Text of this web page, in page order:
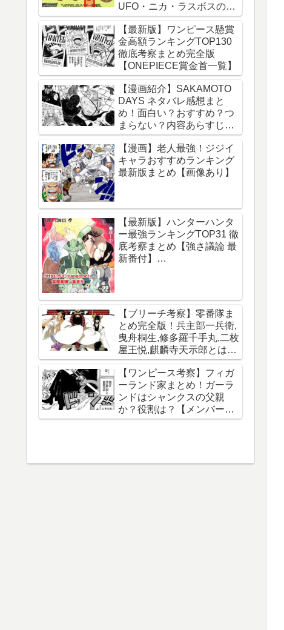
UFO・ニカ・ラスボスのイ
ム様・グランドライン】
【最新版】ワンピース懸賞
金高額ランキングTOP130
徹底考察まとめ完全版
【ONEPIECE賞金首一覧】
【漫画紹介】SAKAMOTO
DAYS ネタバレ感想まと
め！面白い？おすすめ？つ
まらない？内容あらすじレ
ビュー【サカモトデイズ】
【漫画】老人最強！ジジイ
キャラおすすめランキング
最新版まとめ【画像あり】
【最新版】ハンターハンタ
ー最強ランキングTOP31 徹
底考察まとめ【強さ議論 最
新番付】
【ブリーチ考察】零番隊ま
とめ完全版！兵主部一兵衛,
曳舟桐生,修多羅千手丸,二枚
屋王悦,麒麟寺天示郎とは？
王鍵とは？異名は？声優CV
は？必殺技は？【霊王宮】
【泉湯鬼・穀王・刀神・大
織守・まなこ和尚】
【ワンピース考察】フィガ
ーランド家まとめ！ガーラ
ンドはシャンクスの父親
か？役割は？【メンバー一
覧】